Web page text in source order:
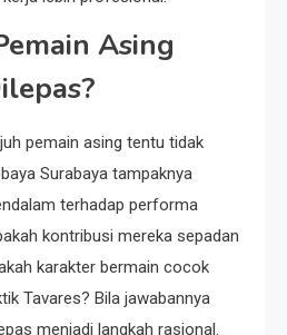
Asing
pemain asing tentu tidak
Surabaya tampaknya
terhadap performa
kontribusi mereka sepadan
karakter bermain cocok
Tavares? Bila jawabannya
menjadi langkah rasional.